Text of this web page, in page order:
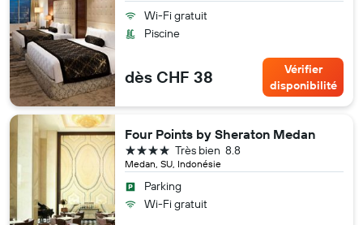
Wi-Fi gratuit
Piscine
dès CHF 38
Vérifier
disponibilité
Four Points by Sheraton Medan
Medan, SU, Indonésie
8.8
Très bien
4 étoiles
Parking
Wi-Fi gratuit